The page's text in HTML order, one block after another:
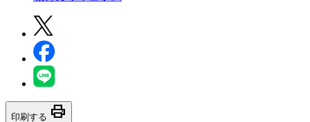
印刷する print